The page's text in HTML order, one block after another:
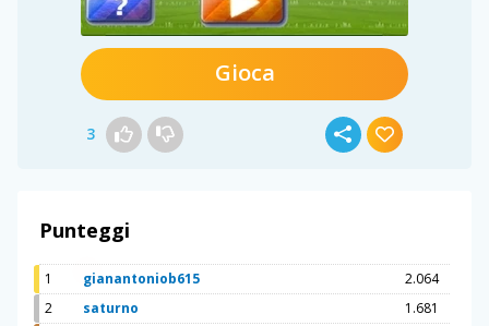
Gioca
3
Punteggi
1 gianantoniob615
2.064
2
saturno
1.681